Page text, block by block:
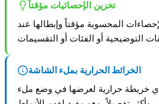
تخزين الإحصائيات مؤقتاً
المحسوبة مؤقتاً وإبطالها عند
الخرائط الحرارية بملء الشاشة
خريطة حرارية لعرضها في وضع ملء